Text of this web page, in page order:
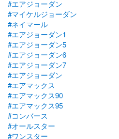
#エアジョーダン
#マイケルジョーダン
#ネイマール
#エアジョーダン1
#エアジョーダン5
#エアジョーダン6
#エアジョーダン7
#エアジョーダン
#エアマックス
#エアマックス90
#エアマックス95
#コンバース
#オールスター
#ワンスター